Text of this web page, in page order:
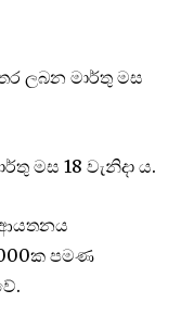
ලබන මාර්තු මස
මස 18 වැනිදා ය.
ආයතනය
පමණ